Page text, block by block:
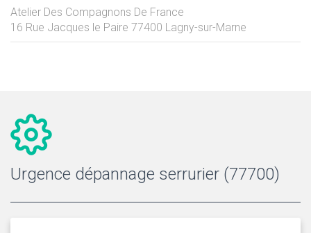
Atelier Des Compagnons De France
16 Rue Jacques le Paire 77400 Lagny-sur-Marne
Urgence dépannage serrurier (77700)